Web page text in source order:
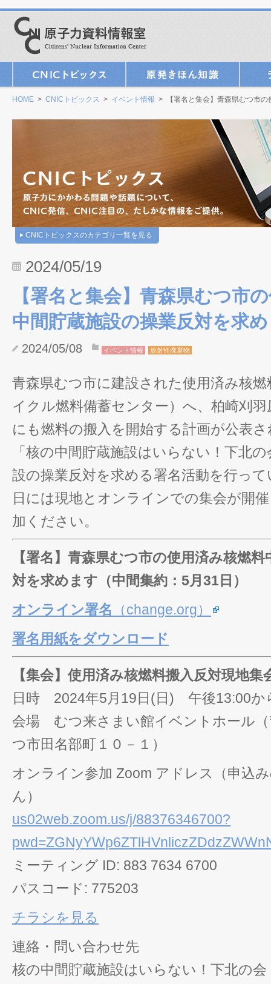
HOME > CNICトピックス > イベント情報 > 【署名と集会】青森県むつ市の
CNICトピックスのカテゴリ一覧を見る
2024/05/19
【署名と集会】青森県むつ市
中間貯蔵施設の操業反対を求
2024/05/08 イベント情報 放射性廃棄物
青森県むつ市に建設された使用済み核
イクル燃料備蓄センター）へ、柏崎刈
にも燃料の搬入を開始する計画が公表
「核の中間貯蔵施設はいらない！下北
設の操業反対を求める署名活動を行っ
日には現地とオンラインでの集会が開
加ください。
【署名】青森県むつ市の使用済み核燃
対を求めます（中間集約：5月31日）
オンライン署名 （change.org）
署名用紙をダウンロード
【集会】使用済み核燃料搬入反対現地集
日時 2024年5月19日(日) 午後13:00か
会場 むつ来さまい館イベントホール（
つ市田名部町１０－１）
オンライン参加 Zoom アドレス（申込
ん）
us02web.zoom.us/j/88376346700?
ミーティング ID: 883 7634 6700
パスコード: 775203
チラシを見る
連絡・問い合わせ先
核の中間貯蔵施設はいらない！下北の会